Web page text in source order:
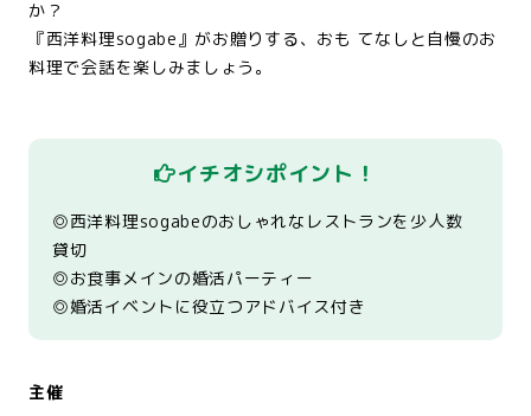
か？
『西洋料理sogabe』がお贈りする、おも てなしと自慢のお
料理で会話を楽しみましょう。
イチオシポイント！
◎西洋料理sogabeのおしゃれなレストランを少人数
貸切
◎お食事メインの婚活パーティー
◎婚活イベントに役立つアドバイス付き
主催